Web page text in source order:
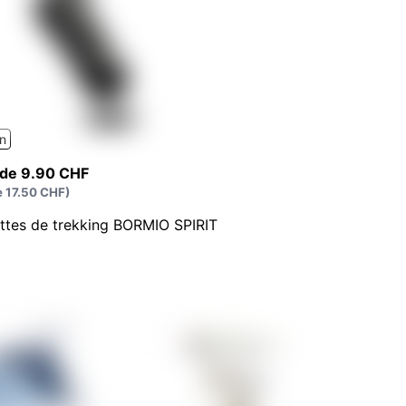
9.90 CHF
17.50 CHF)
de trekking BORMIO SPIRIT